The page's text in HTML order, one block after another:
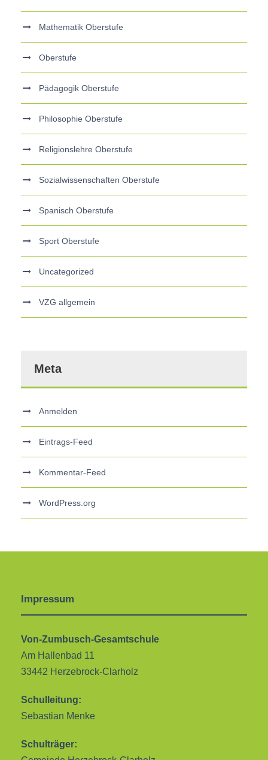
Mathematik Oberstufe
Oberstufe
Pädagogik Oberstufe
Philosophie Oberstufe
Religionslehre Oberstufe
Sozialwissenschaften Oberstufe
Spanisch Oberstufe
Sport Oberstufe
Uncategorized
VZG allgemein
Meta
Anmelden
Eintrags-Feed
Kommentar-Feed
WordPress.org
Impressum
Von-Zumbusch-Gesamtschule
Am Hallenbad 11
33442 Herzebrock-Clarholz
Schulleitung:
Sebastian Menke
Schulträger: